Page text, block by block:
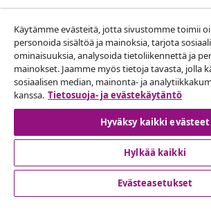
vidaXL
Löydä lisää
Käytämme evästeitä, jotta sivustomme toimii
personoida sisältöä ja mainoksia, tarjota
ominaisuuksia, analysoida tietoliikennettä ja
mainokset. Jaamme myös tietoja tavasta, jolla
sosiaalisen median, mainonta- ja
kanssa. Tietosuoja- ja evästekäytäntö
Hyväksy kaikki evästeet
Hylkää kaikki
Evästeasetukset